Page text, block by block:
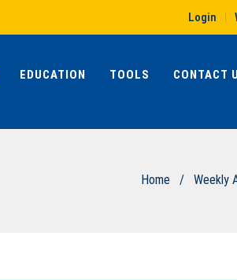
Login |
EDUCATION TOOLS CONTACT
Home / Weekly